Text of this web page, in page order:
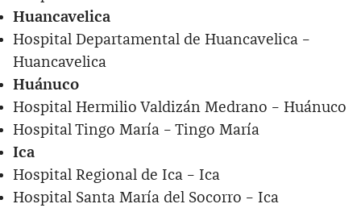
Huancavelica
Hospital Departamental de Huancavelica –
Huancavelica
Huánuco
Hospital Hermilio Valdizán Medrano – Huánuco
Hospital Tingo María – Tingo María
Ica
Hospital Regional de Ica – Ica
Hospital Santa María del Socorro – Ica